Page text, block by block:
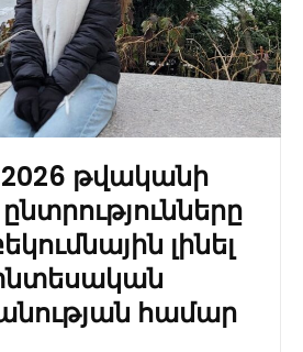
2026 թվականի
լինել
համար